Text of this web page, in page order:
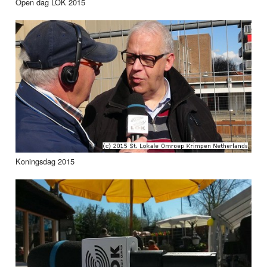
Open dag LOK 2015
Koningsdag 2015